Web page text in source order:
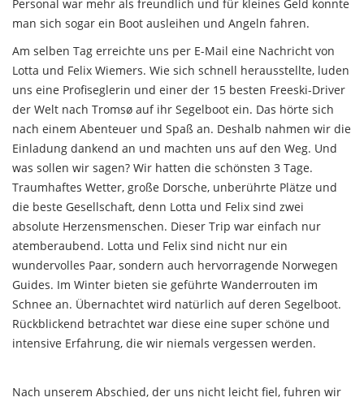
Personal war mehr als freundlich und für kleines Geld konnte
man sich sogar ein Boot ausleihen und Angeln fahren.
Am selben Tag erreichte uns per E-Mail eine Nachricht von
Lotta und Felix Wiemers. Wie sich schnell herausstellte, luden
uns eine Profiseglerin und einer der 15 besten Freeski-Driver
der Welt nach Tromsø auf ihr Segelboot ein. Das hörte sich
nach einem Abenteuer und Spaß an. Deshalb nahmen wir die
Einladung dankend an und machten uns auf den Weg. Und
was sollen wir sagen? Wir hatten die schönsten 3 Tage.
Traumhaftes Wetter, große Dorsche, unberührte Plätze und
die beste Gesellschaft, denn Lotta und Felix sind zwei
absolute Herzensmenschen. Dieser Trip war einfach nur
atemberaubend. Lotta und Felix sind nicht nur ein
wundervolles Paar, sondern auch hervorragende Norwegen
Guides. Im Winter bieten sie geführte Wanderrouten im
Schnee an. Übernachtet wird natürlich auf deren Segelboot.
Rückblickend betrachtet war diese eine super schöne und
intensive Erfahrung, die wir niemals vergessen werden.
Nach unserem Abschied, der uns nicht leicht fiel, fuhren wir